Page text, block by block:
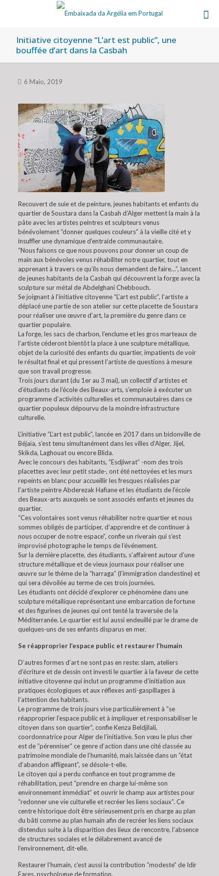
Initiative citoyenne “L’art est public”, une
bouffée d’art dans la Casbah
6 Maio, 2019
Recouvert de suie et de peinture, jeunes habitants et enfants du
quartier de Soustara dans la Casbah d’Alger mettent la main à la
pâte avec les artistes peintres et sculpteurs venus
bénévolement “donner quelques couleurs” à la vieille cité et y
insuffler une dynamique d’entraide communautaire.
“Nous faisons ce que nous pouvons pour donner un coup de
main aux bénévoles venus réhabiliter notre quartier, tout en
apprenant à travers ce qu’ils nous demandent de faire…”, lancent
de jeunes habitants de la Casbah qui découvrent la forge avec la
sculpture sur métal de Abdelghani Chebbouch.
Se joignant à l’initiative citoyenne “L’art est public”, l’artiste a
déplacé une partie de son atelier sur cette placette de Soustara
pour réaliser une œuvre d’art, la première du genre dans ce
quartier populaire.
La forge, les sacs de charbon, l’enclume et les gros marteaux de
l’artiste céderont bientôt la place à une sculpture métallique,
objet de la curiosité des enfants du quartier, impatients de voir
le résultat final et qui pressent l’artiste de questions à mesure
que son travail progresse.
Trois jours durant (du 1er au 3 mai), un collectif d’artistes et
d’étudiants de l’école des Beaux-arts, s’emploie à exécuter un
programme d’activités culturelles et communautaires dans ce
quartier populeux dépourvu de la moindre infrastructure
culturelle.
L’initiative “L’art est public”, lancée en 2017 dans un bidonville de
Béjaïa, s’est tenu simultanément dans les villes d’Alger, Jijel,
Skikda, Laghouat ou encore Blida.
Avec le concours des habitants, “Esdjiwrat” -nom des trois
placettes avec leur petit stade-, ont été nettoyées et les murs
repeints en blanc pour accueillir les fresques réalisées par
l’artiste peintre Abderezak Hafiane et les étudiants de l’école
des Beaux-arts auxquels se sont associés enfants et jeunes du
quartier.
“Ces volontaires sont venus réhabiliter notre quartier et nous
sommes obligés de participer, d’apprendre et de continuer à
nous occuper de notre espace”, confie un riverain qui s’est
improvisé photographe le temps de l’événement.
Sur la dernière placette, des étudiants, s’affairent autour d’une
structure métallique et de vieux journaux pour réaliser une
œuvre sur le thème de la “harraga” (l’immigration clandestine) et
qui sera dévoilée au terme de ces trois journées.
Les étudiants ont décidé d’explorer ce phénomène dans une
sculpture métallique représentant une embarcation de fortune
et des figurines de jeunes qui ont tenté la traversée de la
Méditerranée. Le quartier est lui aussi endeuillé par le drame de
quelques-uns de ses enfants disparus en mer.
Se réapproprier l’espace public et restaurer l’humain
D’autres formes d’art ne sont pas en reste: slam, ateliers
d’écriture et de dessin ont investi le quartier à la faveur de cette
initiative citoyenne qui inclut un programme d’initiation aux
pratiques écologiques et aux réflexes anti-gaspillages à
l’attention des habitants.
Le programme de trois jours vise particulièrement à “se
réapproprier l’espace public et à impliquer et responsabiliser le
citoyen dans son quartier”, confie Kenza Beldjilali,
coordonnatrice pour Alger de l’initiative. Son vœu le plus cher
est de “pérenniser” ce genre d’action dans une cité classée au
patrimoine mondiale de l’humanité, mais laissée dans un “état
d’abandon affligeant”, se désole-t-elle.
Le citoyen qui a perdu confiance en tout programme de
réhabilitation, peut “prendre en charge lui-même son
environnement immédiat” et ouvrir le champ aux artistes pour
“redonner une vie culturelle et recréer les liens sociaux”. Ce
centre historique doit être sérieusement pris en charge au plan
du bâti comme au plan humain afin de recréer les liens sociaux
distendus suite à la disparition des lieux de rencontre, l’absence
de structures sociales et le délabrement avancé de
l’environnement, dit-elle.
Restaurer l’humain, c’est aussi la contribution “modeste” de Idir
Fares, psychologue de formation.